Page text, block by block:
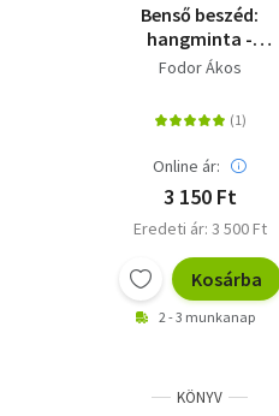
Benső beszéd:
hangminta -
Válogatott versek
Fodor Ákos
Online ár:
3 150 Ft
Eredeti ár: 3 500 Ft
Kosárba
2 - 3 munkanap
KÖNYV